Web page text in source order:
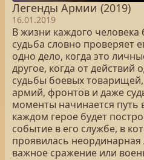
Легенды Армии (2019)
16.01.2019
В жизни каждого
судьба словно проверяет
одно дело, когда это
другое, когда от действий
судьбы боевых
армий, фронтов и даже
моменты начинается путь
каждом герое будет
событие в его службе, в
проявилась неординарная
важное сражение или